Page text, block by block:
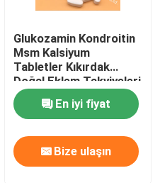
Glukozamin Kondroitin
Msm Kalsiyum
Tabletler Kıkırdak
Doğal Eklem Takviyeleri
GT4J
En iyi fiyat
Bize ulaşın